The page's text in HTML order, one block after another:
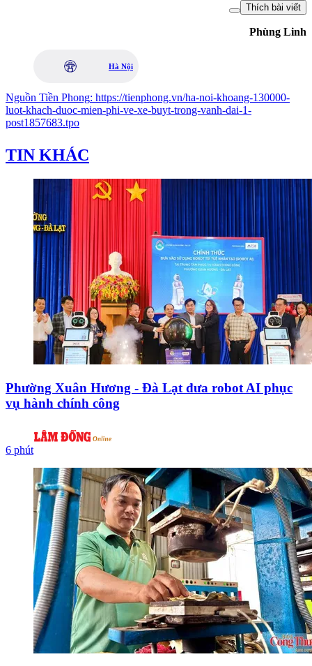
Thích bài viết
Phùng Linh
Hà Nội
Nguồn Tiền Phong: https://tienphong.vn/ha-noi-khoang-130000-
luot-khach-duoc-mien-phi-ve-xe-buyt-trong-vanh-dai-1-
post1857683.tpo
TIN KHÁC
Phường Xuân Hương - Đà Lạt đưa robot AI phục
vụ hành chính công
6 phút